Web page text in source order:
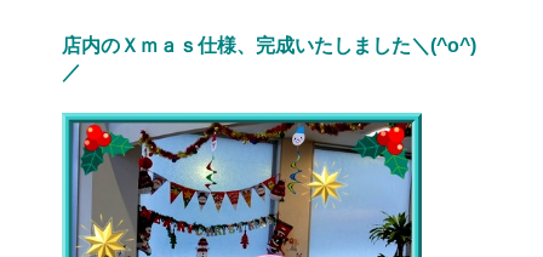
店内のＸｍａｓ仕様、完成いたしました＼(^o^)
／